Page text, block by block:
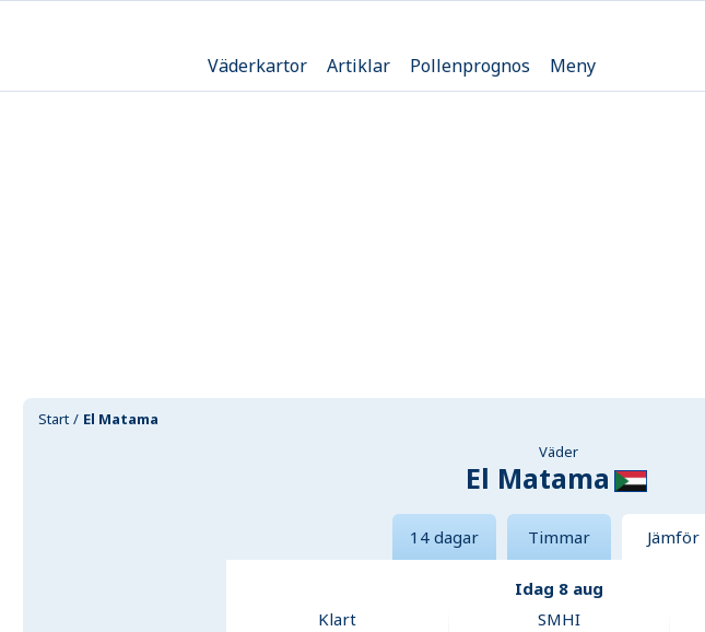
Väderkartor Artiklar Pollenprognos Meny
Start El Matama
Väder
El Matama
14 dagar Timmar Jämför
Idag 8 aug
Klart
SMHI